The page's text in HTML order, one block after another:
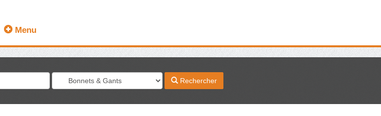
Menu
Rechercher